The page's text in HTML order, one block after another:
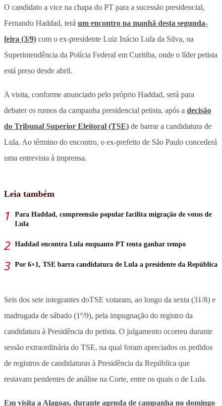
O candidato a vice na chapa do PT para a sucessão presidencial,
Fernando Haddad, terá um encontro na manhã desta segunda-
feira (3/9) com o ex-presidente Luiz Inácio Lula da Silva, na
Superintendência da Polícia Federal em Curitiba, onde o líder petista
está preso desde abril.
A visita, conforme anunciado pelo próprio Haddad, será para
debater os rumos da campanha presidencial petista, após a decisão
do Tribunal Superior Eleitoral (TSE) de barrar a candidatura de
Lula. Ao término do encontro, o ex-prefeito de São Paulo concederá
uma entrevista à imprensa.
Leia também
Para Haddad, compreensão popular facilita migração de votos de
Lula
Haddad encontra Lula enquanto PT tenta ganhar tempo
Por 6×1, TSE barra candidatura de Lula a presidente da República
Seis dos sete integrantes doTSE votaram, ao longo da sexta (31/8) e
madrugada de sábado (1º/9), pela impugnação do registro da
candidatura à Presidência do petista. O julgamento ocorreu durante
sessão extraordinária do TSE, na qual foram apreciados os pedidos
de registros de candidaturas à Presidência da República que
restavam pendentes de análise na Corte, entre os quais o de Lula.
Em visita a Alagoas, durante agenda de campanha no domingo